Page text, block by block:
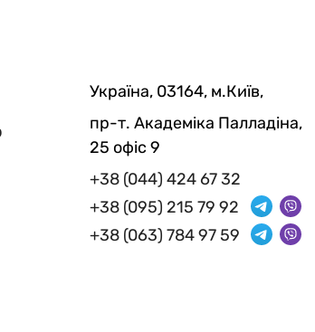
Україна, 03164, м.Київ,
пр-т. Академіка Палладіна,
25 офіс 9
+38 (044) 424 67 32
+38 (095) 215 79 92
+38 (063) 784 97 59